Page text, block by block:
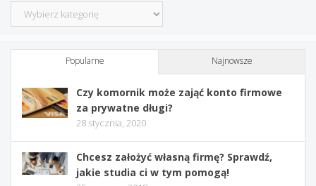
Kategorie
Popularne Najnowsze
Czy komornik może zająć konto firmowe
za prywatne długi?
28 stycznia, 2020
Chcesz założyć własną firmę? Sprawdź,
jakie studia ci w tym pomogą!